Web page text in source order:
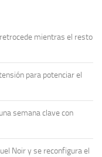
mientras el resto
para potenciar el
semana clave con
Noir y se reconfigura el